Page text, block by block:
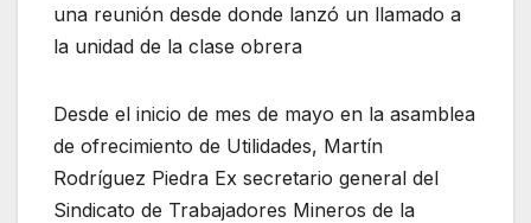
una reunión desde donde lanzó un llamado a
la unidad de la clase obrera
Desde el inicio de mes de mayo en la asamblea
de ofrecimiento de Utilidades, Martín
Rodríguez Piedra Ex secretario general del
Sindicato de Trabajadores Mineros de la